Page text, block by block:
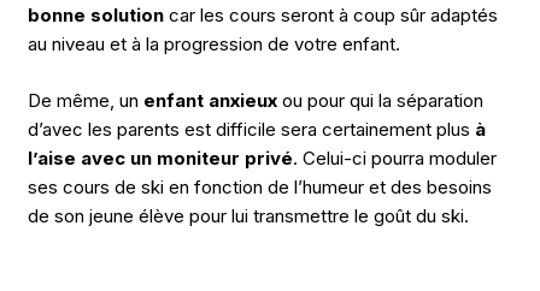
bonne solutioncar les cours seront à coup sûr adaptés
au niveau et à la progression de votre enfant.
De même, un enfant anxieuxou pour qui la séparation
d’avec les parents est difficile sera certainement plus à
l’aise avec un moniteur privé. Celui-ci pourra moduler
ses cours de ski en fonction de l’humeur et des besoins
de son jeune élève pour lui transmettre le goût du ski.